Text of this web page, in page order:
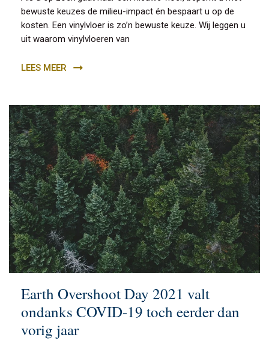
bewuste keuzes de milieu-impact én bespaart u op de
kosten. Een vinylvloer is zo’n bewuste keuze. Wij leggen u
uit waarom vinylvloeren van
LEES MEER
Earth Overshoot Day 2021 valt
ondanks COVID-19 toch eerder dan
vorig jaar